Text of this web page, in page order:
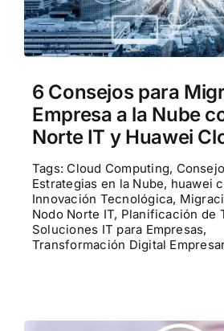
Contactenos
6 Consejos para
Empresa a la Nube
Norte IT y Huawei
Tags: Cloud Computing,
Estrategias en la Nube, huawei
Innovación Tecnológica,
Nodo Norte IT, Planificación de
Soluciones IT para Empresas,
Transformación Digital